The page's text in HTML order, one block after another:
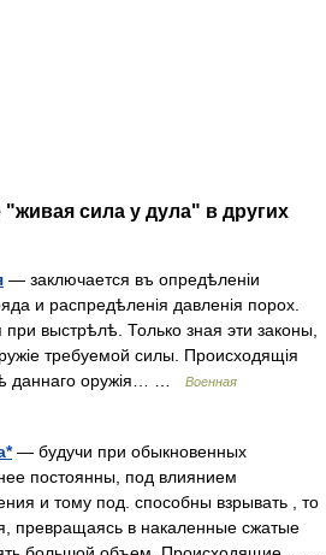
"живая сила у дула" в других
— заключается въ опредѣленіи
и распредѣленія давленія порох.
при выстрѣлѣ. Только зная эти законы,
требуемой силы. Происходящія
даннаго оружія… …
Военная
— будучи при обыкновенных
постоянны, под влиянием
и тому под. способны взрывать , то
превращаясь в накаленные сжатые